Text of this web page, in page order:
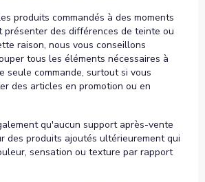
produits commandés à des moments
des différences de teinte ou
raison, nous vous conseillons
tous les éléments nécessaires à
seule commande, surtout si vous
des articles en promotion ou en
qu'aucun support après-vente
des produits ajoutés ultérieurement qui
sensation ou texture par rapport